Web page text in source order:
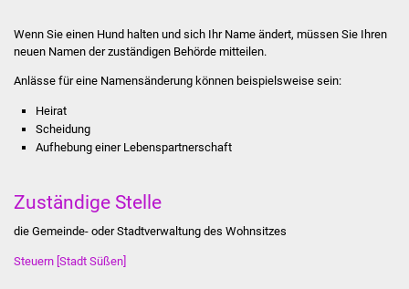
Stellenangebote
Veröffentlichungen
FNP / Bebauungspläne
Wenn Sie einen Hund halten und sich Ihr Name ändert, müssen Sie Ihren
neuen Namen der zuständigen Behörde mitteilen.
Anlässe für eine Namensänderung können beispielsweise sein:
Heirat
Scheidung
Aufhebung einer Lebenspartnerschaft
Zuständige Stelle
die Gemeinde- oder Stadtverwaltung des Wohnsitzes
Steuern [Stadt Süßen]